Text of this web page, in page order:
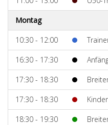
Montag
10:30 - 12:00
16:30 - 17:30
17:30 - 18:30
17:30 - 18:30
18:30 - 19:30